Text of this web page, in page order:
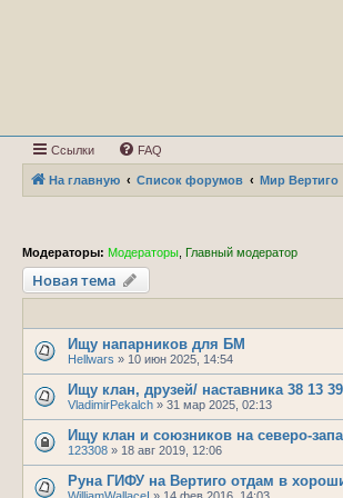
Ссылки FAQ
На главную Список форумов Мир Вертиго
Модераторы: Модераторы Главный модератор
Новая тема
Ищу напарников для БМ
Hellwars » 10 июн 2025, 14:54
Ищу клан, друзей/ наставника 38 13 39
VladimirPekalch » 31 мар 2025, 02:13
Ищу клан и союзников на северо-
123308 » 18 авг 2019, 12:06
Руна ГИФУ на Вертиго отдам в
WilliamWallaceI » 14 фев 2016, 14:03